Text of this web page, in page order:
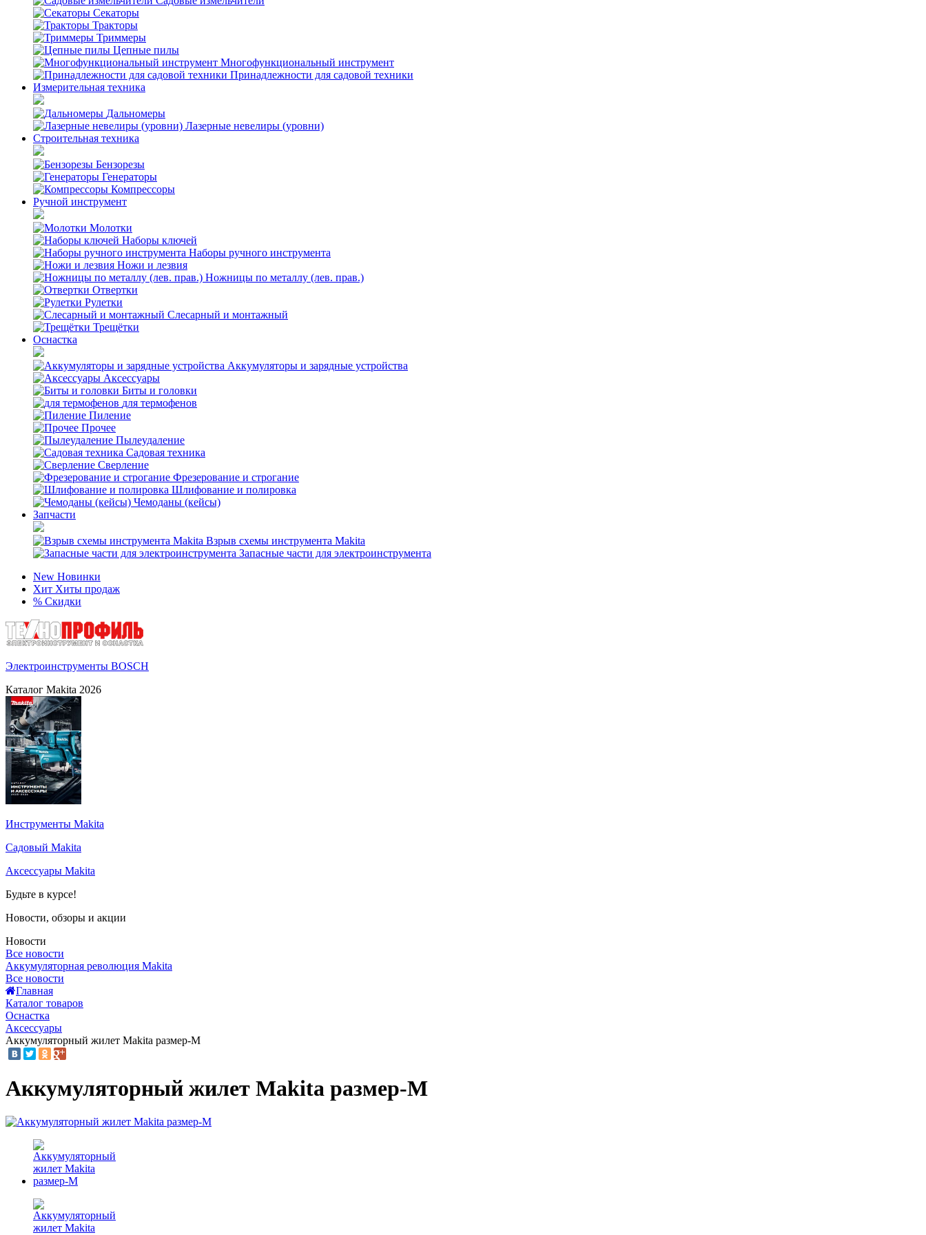
Секаторы
Тракторы
Триммеры
Цепные пилы
Многофункциональный инструмент
Принадлежности для садовой техники
Измерительная техника
Дальномеры
Лазерные невелиры (уровни)
Строительная техника
Бензорезы
Генераторы
Компрессоры
Ручной инструмент
Молотки
Наборы ключей
Наборы ручного инструмента
Ножи и лезвия
Ножницы по металлу (лев. прав.)
Отвертки
Рулетки
Слесарный и монтажный
Трещётки
Оснастка
Аккумуляторы и зарядные устройства
Аксессуары
Биты и головки
для термофенов
Пиление
Прочее
Пылеудаление
Садовая техника
Сверление
Фрезерование и строгание
Шлифование и полировка
Чемоданы (кейсы)
Запчасти
Взрыв схемы инструмента Makita
Запасные части для электроинструмента
New Новинки
Хит Хиты продаж
% Скидки
Электроинструменты BOSCH
Каталог Makita 2026
Инструменты Makita
Садовый Makita
Аксессуары Makita
Будьте в курсе!
Новости, обзоры и акции
Новости
Все новости
Аккумуляторная революция Makita
Все новости
Главная
Каталог товаров
Оснастка
Аксессуары
Аккумуляторный жилет Makita размер-M
Аккумуляторный жилет Makita размер-M